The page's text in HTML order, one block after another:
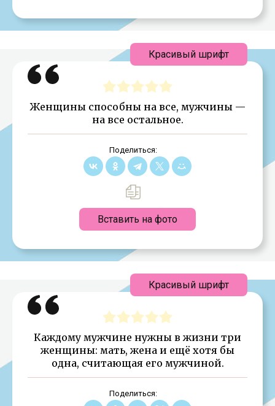
Женщины способны на все, мужчины —
на все остальное.
Поделиться:
Вставить на фото
Красивый шрифт
Каждому мужчине нужны в жизни три
женщины: мать, жена и ещё хотя бы
одна, считающая его мужчиной.
Поделиться:
Красивый шрифт